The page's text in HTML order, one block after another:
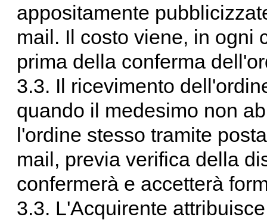
appositamente
mail. Il costo viene, in ogni
prima della conferma
3.3. Il ricevimento
quando il medesimo non
l'ordine stesso tramite
mail, previa verifica della
confermerà e accetterà
3.3. L'Acquirente